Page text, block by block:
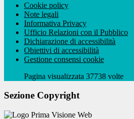
Cookie policy
Note legali
Informativa Privacy
Ufficio Relazioni con il Pubblico
Dichiarazione di accessibilità
Obiettivi di accessibilità
Gestione consensi cookie
Pagina visualizzata 37738 volte
Sezione Copyright